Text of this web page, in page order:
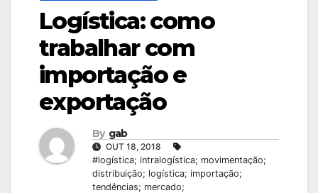
Logística: como
trabalhar com
importação e
exportação
By gab
OUT 18, 2018
#logística; intralogística; movimentação;
distribuição; logística; importação;
tendências; mercado;